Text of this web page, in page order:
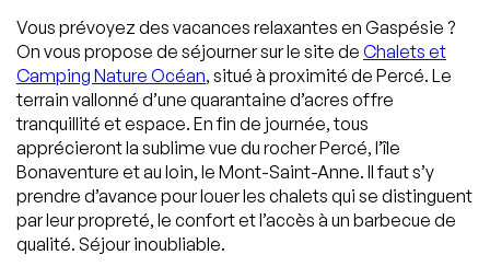
Vous prévoyez des vacances relaxantes en Gaspésie ?
On vous propose de séjourner sur le site de Chalets et
Camping Nature Océan, situé à proximité de Percé. Le
terrain vallonné d’une quarantaine d’acres offre
tranquillité et espace. En fin de journée, tous
apprécieront la sublime vue du rocher Percé, l’île
Bonaventure et au loin, le Mont-Saint-Anne. Il faut s’y
prendre d’avance pour louer les chalets qui se distinguent
par leur propreté, le confort et l’accès à un barbecue de
qualité. Séjour inoubliable.